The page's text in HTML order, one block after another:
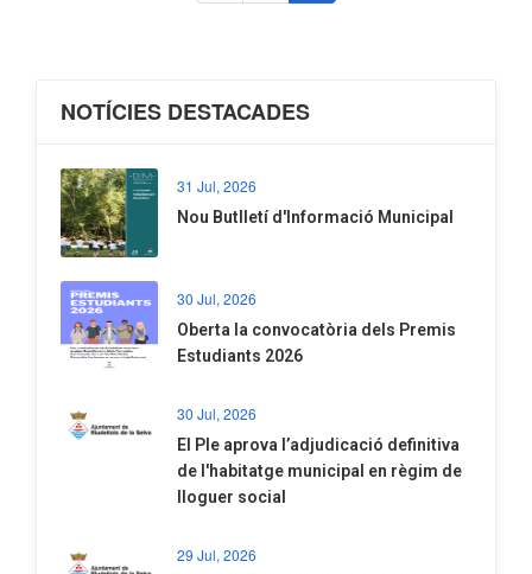
NOTÍCIES DESTACADES
31 Jul, 2026
Nou Butlletí d'Informació Municipal
30 Jul, 2026
Oberta la convocatòria dels Premis
Estudiants 2026
30 Jul, 2026
El Ple aprova l’adjudicació definitiva
de l'habitatge municipal en règim de
lloguer social
29 Jul, 2026